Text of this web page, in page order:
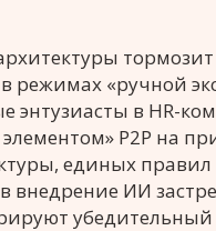
режимах «ручной
энтузиасты в HR-
Р2Р на
единых
внедрение ИИ